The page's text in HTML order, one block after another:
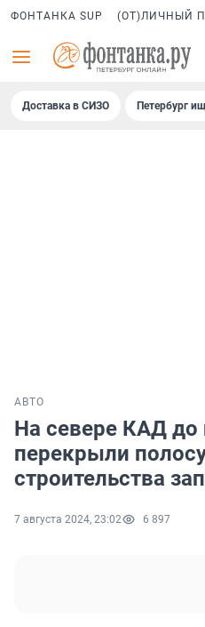
ФОНТАНКА SUP (ОТ)ЛИЧНЫЙ
Доставка в СИЗО Петербург
АВТО
На севере КАД до
перекрыли
строительства
7 августа 2024, 23:02 6 897